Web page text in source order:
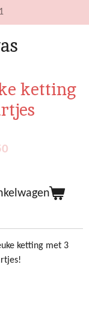
ketting
ketting met 3